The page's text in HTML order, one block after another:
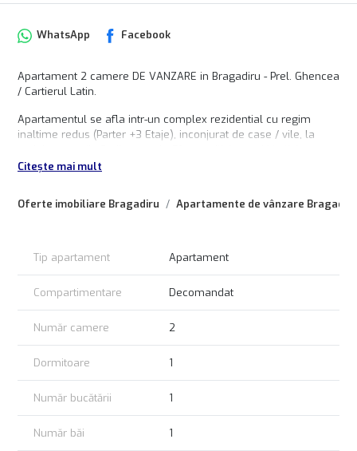
Oferte imobiliare Bragadiru Apartamente de vânzare Bragadiru
WhatsApp Facebook
Apartament 2 camere DE VANZARE in Bragadiru - Prel. Ghencea
/ Cartierul Latin.
Apartamentul se afla intr-un complex rezidential cu regim
inaltime redus (Parter +3 Etaje), inconjurat de case / vile, la
bucatarie inchisa, dormitor, baie si hol acces.
centrala proprie cu calorifere.
Pret:
74.500 EURO
SE ACCEPTA CREDIT IMOBILIAR!
OFERTA reprezentata EXCLUSIV!
COMISION CUMPARATOR 0%!
Citește mai mult
Tip apartament Apartament
Compartimentare Decomandat
Număr camere 2
Dormitoare 1
Număr bucătării 1
Număr băi 1